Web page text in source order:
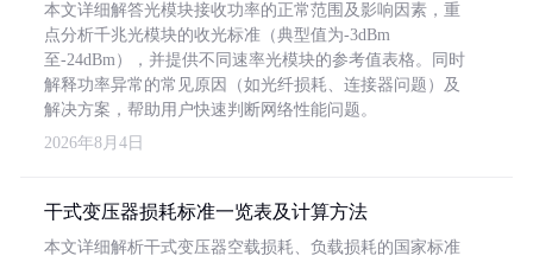
本文详细解答光模块接收功率的正常范围及影响因素，重
点分析千兆光模块的收光标准（典型值为-3dBm
至-24dBm），并提供不同速率光模块的参考值表格。同时
解释功率异常的常见原因（如光纤损耗、连接器问题）及
解决方案，帮助用户快速判断网络性能问题。
2026年8月4日
干式变压器损耗标准一览表及计算方法
本文详细解析干式变压器空载损耗、负载损耗的国家标准